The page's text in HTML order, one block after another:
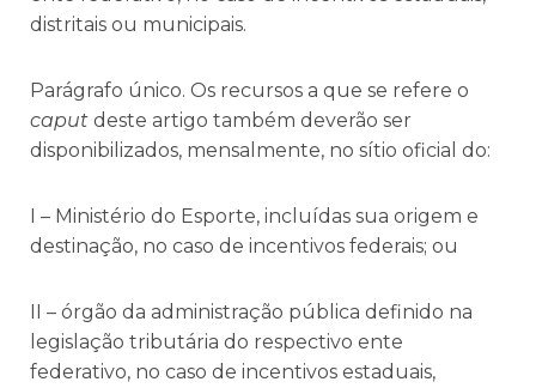
distritais ou municipais.
Parágrafo único. Os recursos a que se refere o
caput deste artigo também deverão ser
disponibilizados, mensalmente, no sítio oficial do:
I – Ministério do Esporte, incluídas sua origem e
destinação, no caso de incentivos federais; ou
II – órgão da administração pública definido na
legislação tributária do respectivo ente
federativo, no caso de incentivos estaduais,